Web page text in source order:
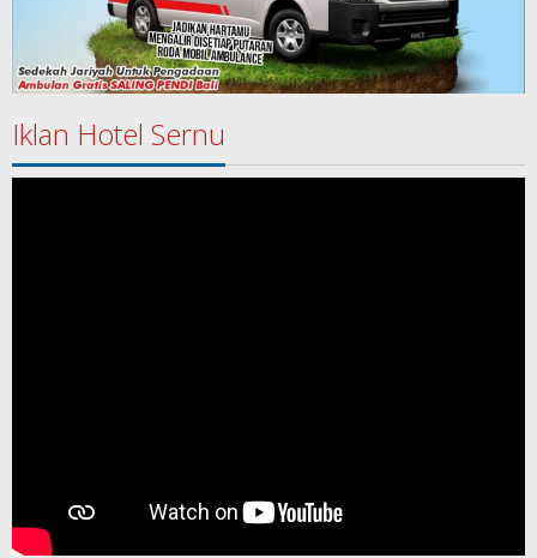
Iklan Hotel Sernu